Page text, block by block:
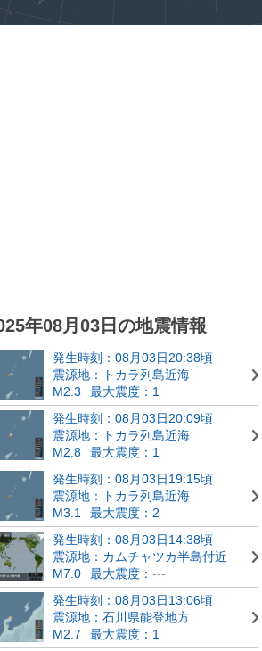
年08月03日の地震情報
発生時刻：08月03日20:38頃
震源地：トカラ列島近海
M2.3
最大震度：1
発生時刻：08月03日20:09頃
震源地：トカラ列島近海
M2.8
最大震度：1
発生時刻：08月03日19:15頃
震源地：トカラ列島近海
M3.1
最大震度：2
発生時刻：08月03日14:38頃
震源地：カムチャツカ半島付近
M7.0
最大震度： ---
発生時刻：08月03日13:06頃
震源地：石川県能登地方
M2.7
最大震度：1